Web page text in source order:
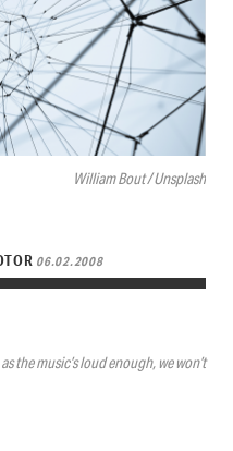
William Bout / Unsplash
06.02.2008
the music’s loud enough, we won’t